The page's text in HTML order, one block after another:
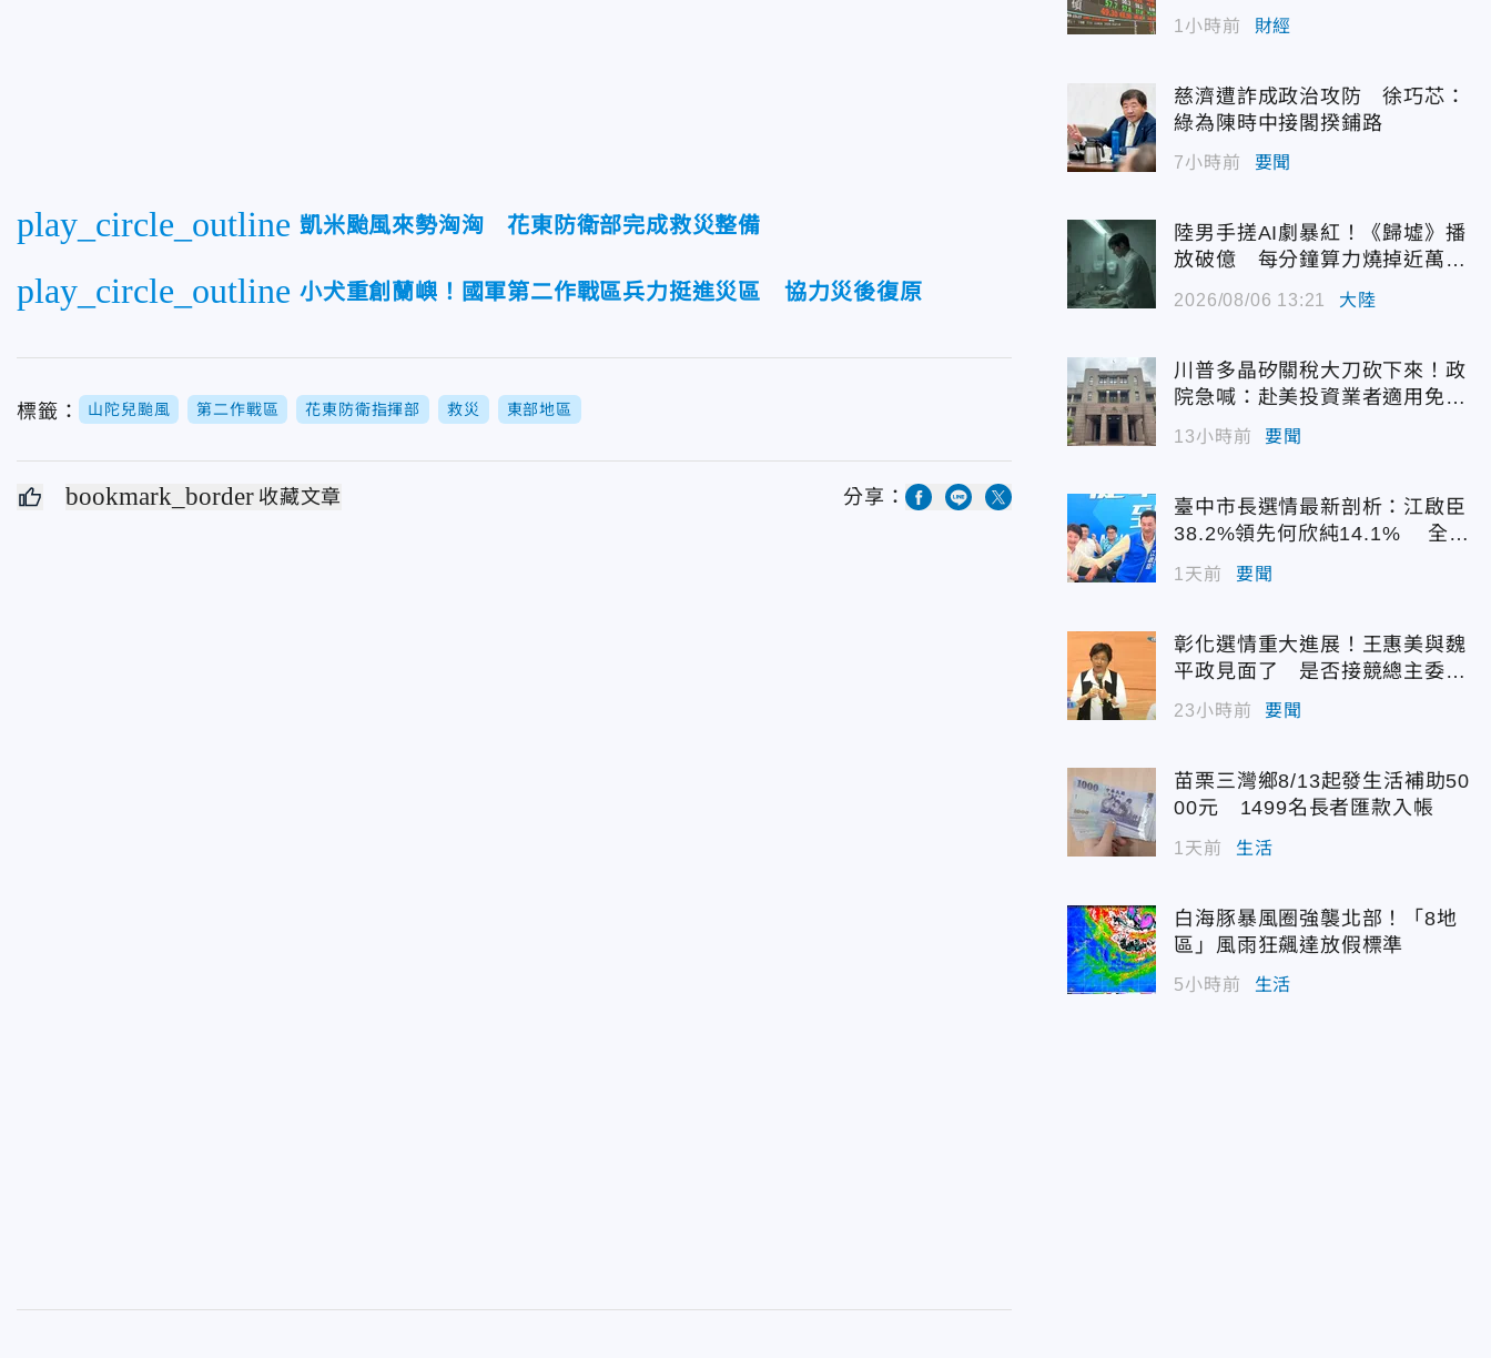
play_circle_outline 凱米颱風來勢洶洶 花東防衛部完成救災整備
play_circle_outline 小犬重創蘭嶼！國軍第二作戰區兵力挺進災區 協力災後復原
標籤： 山陀兒颱風 第二作戰區 花東防衛指揮部 救災 東部地區
bookmark_border 收藏文章 分享：
再布局
1小時前 財經
慈濟遭詐成政治攻防 徐巧芯：
綠為陳時中接閣揆鋪路
7小時前 要聞
陸男手搓AI劇暴紅！《歸墟》播
放破億 每分鐘算力燒掉近萬台
2026/08/06 13:21 大陸
川普多晶矽關稅大刀砍下來！政
院急喊：赴美投資業者適用免稅
配額
13小時前 要聞
臺中市長選情最新剖析：江啟臣
38.2%領先何欣純14.1% 全世
代支持度全面居首
1天前 要聞
彰化選情重大進展！王惠美與魏
平政見面了 是否接競總主委態
度曝光
23小時前 要聞
苗栗三灣鄉8/13起發生活補助50
00元 1499名長者匯款入帳
1天前 生活
白海豚暴風圈強襲北部！「8地
區」風雨狂飆達放假標準
5小時前 生活